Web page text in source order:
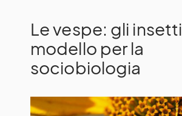
Le vespe: gli insetti
modello per la
sociobiologia